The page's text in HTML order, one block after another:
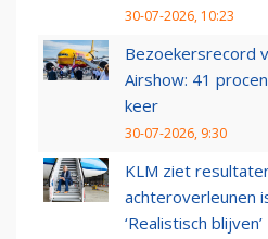
30-07-2026, 10:23
Bezoekersrecord
Airshow: 41
keer
30-07-2026, 9:30
KLM ziet
achteroverleunen
‘Realistisch blijven’